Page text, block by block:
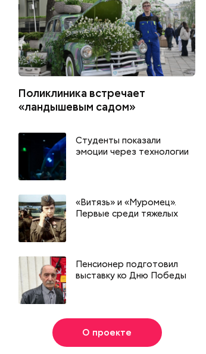
Поликлиника встречает
«ландышевым садом»
Студенты показали
эмоции через технологии
«Витязь» и «Муромец».
Первые среди тяжелых
Пенсионер подготовил
выставку ко Дню Победы
О проекте